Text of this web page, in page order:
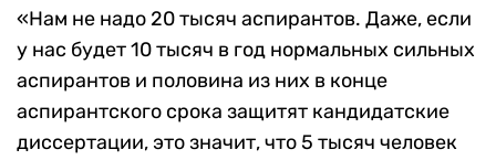
«Нам не надо 20 тысяч аспирантов. Даже, если
у нас будет 10 тысяч в год нормальных сильных
аспирантов и половина из них в конце
аспирантского срока защитят кандидатские
диссертации, это значит, что 5 тысяч человек